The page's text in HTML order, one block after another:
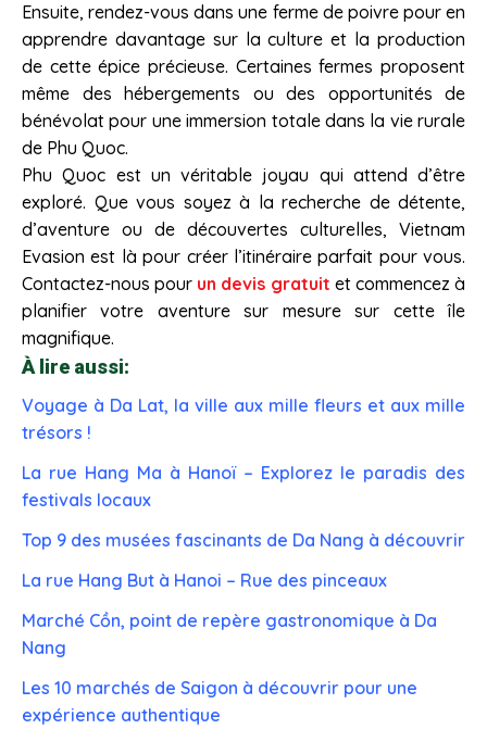
Ensuite, rendez-vous dans une ferme de poivre pour en
apprendre davantage sur la culture et la production
de cette épice précieuse. Certaines fermes proposent
même des hébergements ou des opportunités de
bénévolat pour une immersion totale dans la vie rurale
de Phu Quoc.
Phu Quoc est un véritable joyau qui attend d’être
exploré. Que vous soyez à la recherche de détente,
d’aventure ou de découvertes culturelles, Vietnam
Evasion est là pour créer l’itinéraire parfait pour vous.
Contactez-nous pour un devis gratuit et commencez à
planifier votre aventure sur mesure sur cette île
magnifique.
À lire aussi:
Voyage à Da Lat, la ville aux mille fleurs et aux mille
trésors !
La rue Hang Ma à Hanoï – Explorez le paradis des
festivals locaux
Top 9 des musées fascinants de Da Nang à découvrir
La rue Hang But à Hanoi – Rue des pinceaux
Marché Cồn, point de repère gastronomique à Da
Nang
Les 10 marchés de Saigon à découvrir pour une
expérience authentique